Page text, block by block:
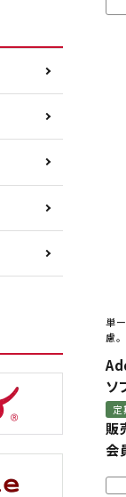
単
慮。
ソ
定
販
会